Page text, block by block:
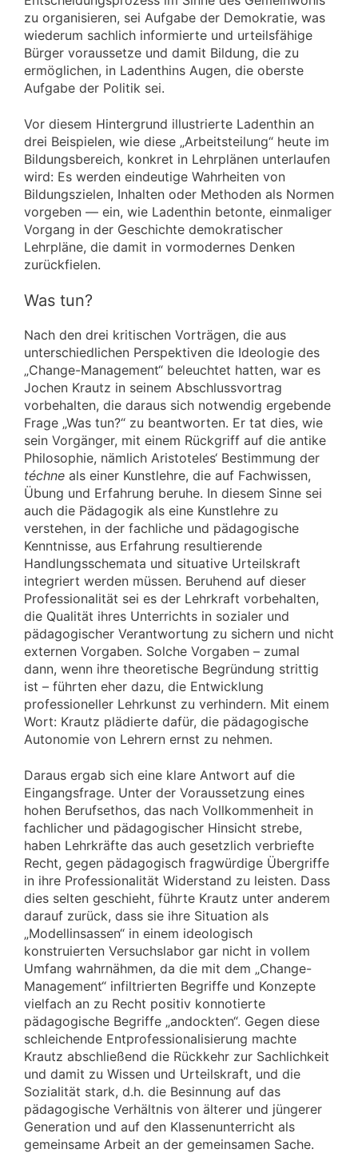
zu organisieren, sei Aufgabe der Demokratie, was
wiederum sachlich informierte und urteilsfähige
Bürger voraussetze und damit Bildung, die zu
ermöglichen, in Ladenthins Augen, die oberste
Aufgabe der Politik sei.
Vor diesem Hintergrund illustrierte Ladenthin an
drei Beispielen, wie diese „Arbeitsteilung“ heute im
Bildungsbereich, konkret in Lehrplänen unterlaufen
wird: Es werden eindeutige Wahrheiten von
Bildungszielen, Inhalten oder Methoden als Normen
vorgeben — ein, wie Ladenthin betonte, einmaliger
Vorgang in der Geschichte demokratischer
Lehrpläne, die damit in vormodernes Denken
zurückfielen.
Was tun?
Nach den drei kritischen Vorträgen, die aus
unterschiedlichen Perspektiven die Ideologie des
„Change-Management“ beleuchtet hatten, war es
Jochen Krautz in seinem Abschlussvortrag
vorbehalten, die daraus sich notwendig ergebende
Frage „Was tun?“ zu beantworten. Er tat dies, wie
sein Vorgänger, mit einem Rückgriff auf die antike
Philosophie, nämlich Aristoteles‘ Bestimmung der
téchne als einer Kunstlehre, die auf Fachwissen,
Übung und Erfahrung beruhe. In diesem Sinne sei
auch die Pädagogik als eine Kunstlehre zu
verstehen, in der fachliche und pädagogische
Kenntnisse, aus Erfahrung resultierende
Handlungsschemata und situative Urteilskraft
integriert werden müssen. Beruhend auf dieser
Professionalität sei es der Lehrkraft vorbehalten,
die Qualität ihres Unterrichts in sozialer und
pädagogischer Verantwortung zu sichern und nicht
externen Vorgaben. Solche Vorgaben – zumal
dann, wenn ihre theoretische Begründung strittig
ist – führten eher dazu, die Entwicklung
professioneller Lehrkunst zu verhindern. Mit einem
Wort: Krautz plädierte dafür, die pädagogische
Autonomie von Lehrern ernst zu nehmen.
Daraus ergab sich eine klare Antwort auf die
Eingangsfrage. Unter der Voraussetzung eines
hohen Berufsethos, das nach Vollkommenheit in
fachlicher und pädagogischer Hinsicht strebe,
haben Lehrkräfte das auch gesetzlich verbriefte
Recht, gegen pädagogisch fragwürdige Übergriffe
in ihre Professionalität Widerstand zu leisten. Dass
dies selten geschieht, führte Krautz unter anderem
darauf zurück, dass sie ihre Situation als
„Modellinsassen“ in einem ideologisch
konstruierten Versuchslabor gar nicht in vollem
Umfang wahrnähmen, da die mit dem „Change-
Management“ infiltrierten Begriffe und Konzepte
vielfach an zu Recht positiv konnotierte
pädagogische Begriffe „andockten“. Gegen diese
schleichende Entprofessionalisierung machte
Krautz abschließend die Rückkehr zur Sachlichkeit
und damit zu Wissen und Urteilskraft, und die
Sozialität stark, d.h. die Besinnung auf das
pädagogische Verhältnis von älterer und jüngerer
Generation und auf den Klassenunterricht als
gemeinsame Arbeit an der gemeinsamen Sache.